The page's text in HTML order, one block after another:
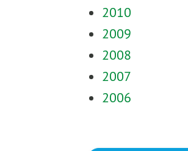
2010
2009
2008
2007
2006